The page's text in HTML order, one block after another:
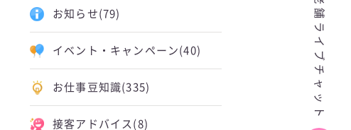
お知らせ (79)
イベント・キャンペーン (40)
お仕事豆知識(335)
接客アドバイス (8)